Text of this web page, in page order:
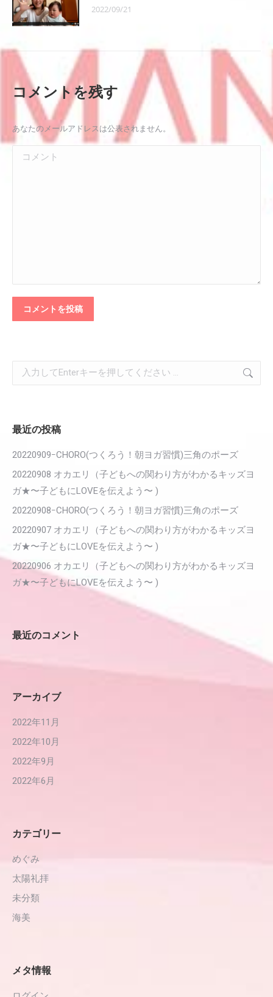
2022/09/21
コメントを残す
あなたのメールアドレスは公表されません。
コメント
コメントを投稿
索:
最近の投稿
20220909ｰCHORO(つくろう！朝ヨガ習慣)三角のポーズ
20220908 オカエリ（子どもへの関わり方がわかるキッズヨ
ガ★〜子どもにLOVEを伝えよう〜 )
20220908ｰCHORO(つくろう！朝ヨガ習慣)三角のポーズ
20220907 オカエリ（子どもへの関わり方がわかるキッズヨ
ガ★〜子どもにLOVEを伝えよう〜 )
20220906 オカエリ（子どもへの関わり方がわかるキッズヨ
ガ★〜子どもにLOVEを伝えよう〜 )
最近のコメント
アーカイブ
2022年11月
2022年10月
2022年9月
2022年6月
カテゴリー
めぐみ
太陽礼拝
未分類
海美
メタ情報